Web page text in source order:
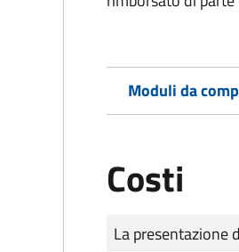
Moduli da
Costi
Tipo di pagamento
Importo
La presentazione